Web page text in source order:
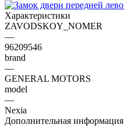
Характеристики
ZAVODSKOY_NOMER
—
96209546
brand
—
GENERAL MOTORS
model
—
Nexia
Дополнительная информация